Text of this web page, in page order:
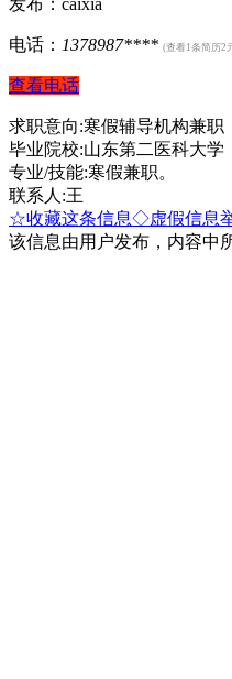
电话： 1378987**** (查看1条简历2
查看电话
求职意向:寒假辅导机构兼职
毕业院校:山东第二医科大学
专业/技能:寒假兼职。
联系人:王
☆收藏这条信息◇虚假信息
该信息由用户发布，内容中